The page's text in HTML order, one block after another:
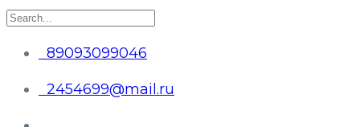
89093099046
2454699@mail.ru